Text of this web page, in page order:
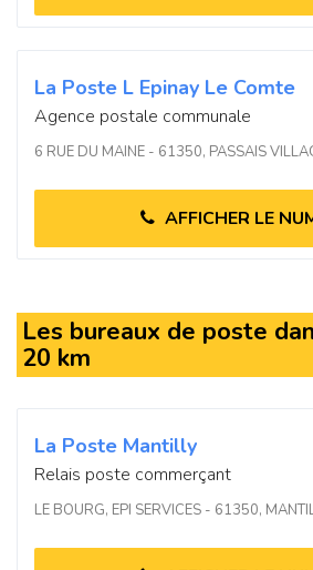
La Poste L Epinay Le Comte
Agence postale communale
6 RUE DU MAINE - 61350, PASSAIS
AFFICHER LE
Les bureaux de poste
20 km
La Poste Mantilly
Relais poste commerçant
LE BOURG, EPI SERVICES - 61350,